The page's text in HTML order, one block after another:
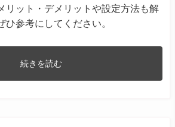
リット・デメリットや設定方法も解
ひ参考にしてください。
続きを読む